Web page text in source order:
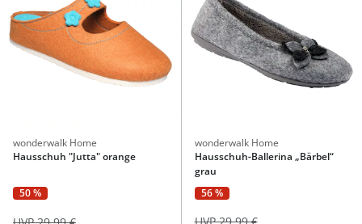
wonderwalk Home
Hausschuh "Jutta" orange
50 %
wonderwalk Home
Hausschuh-Ballerina „Bärbel“
grau
56 %